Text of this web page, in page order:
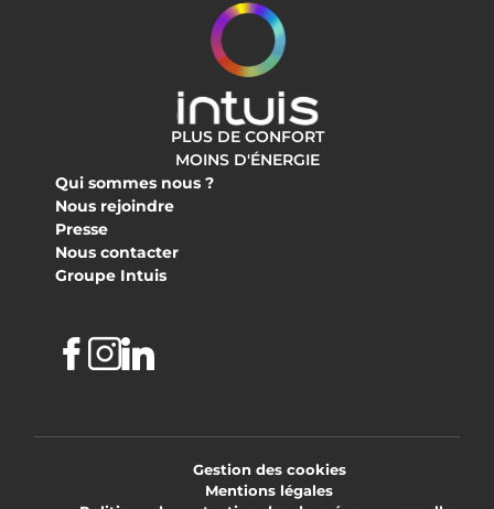
PLUS DE CONFORT
MOINS D'ÉNERGIE
Qui sommes nous ?
Nous rejoindre
Presse
Nous contacter
Groupe Intuis
Facebook
Instagram
Linkedin
Gestion des cookies
Mentions légales